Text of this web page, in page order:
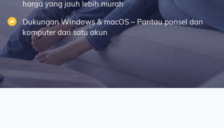
harga yang jauh lebih murah
Dukungan Windows & macOS – Pantau ponsel dan
komputer dari satu akun